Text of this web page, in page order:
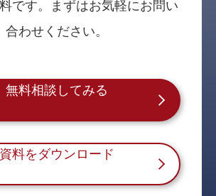
です。まずはお気軽にお問い
合わせください。
無料相談してみる
資料をダウンロード